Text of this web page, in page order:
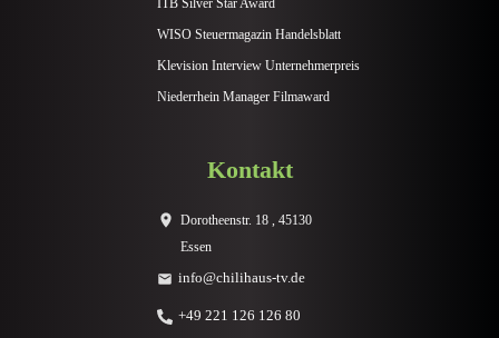
ITB Silver Star Award
WISO Steuermagazin Handelsblatt
Klevision Interview Unternehmerpreis
Niederrhein Manager Filmaward
Kontakt
Dorotheenstr. 18 , 45130
Essen
info@chilihaus-tv.de
+49 221 126 126 80